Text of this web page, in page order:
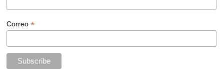
Correo*